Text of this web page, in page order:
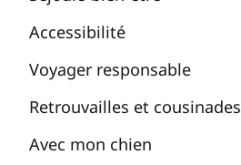
Accessibilité
Voyager responsable
Retrouvailles et cousinades
Avec mon chien